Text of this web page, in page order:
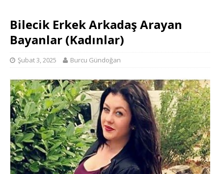
Bilecik Erkek Arkadaş Arayan
Bayanlar (Kadınlar)
Şubat 3, 2025 Burcu Gündoğan